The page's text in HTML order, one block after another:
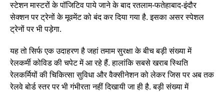
स्टेशन मास्टरों के पॉजिटिव पाये जाने के बाद रतलाम-फतेहाबाद-इंदौर
सेक्शन पर ट्रेनों के मूवमेंट को बंद कर दिया गया है. इसका असर स्पेशल
ट्रेनों पर भी पड़ेगा.
यह तो सिर्फ एक उदाहरण है जहां तमाम सुरक्षा के बीच बड़ी संख्या में
रेलकर्मी कोविड की चपेट में आ रहे हैं. हालांकि सबसे खराब स्थिति
रेलकर्मियों की चिकित्सा सुविधा और वैक्सीनेशन को लेकर जिस पर अब तक
रेलवे बोर्ड स्तर पर भी गंभीरता नहीं दिखायी जा ही है. बड़ी संख्या में